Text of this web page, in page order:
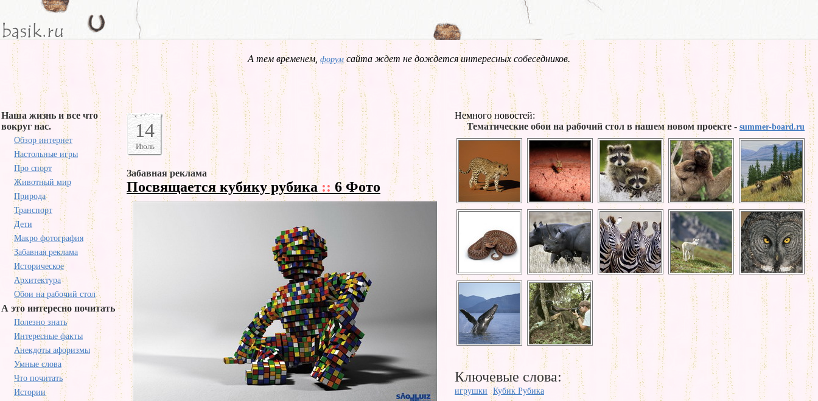
А тем временем, форум сайта ждет не дождется интересных собеседников.
Наша жизнь и все что
вокруг нас.
Обзор интернет
Настольные игры
Про спорт
Животный мир
Природа
Транспорт
Дети
Макро фотография
Забавная реклама
Историческое
Архитектура
Обои на рабочий стол
А это интересно почитать
Полезно знать
Интересные факты
Анекдоты афоризмы
Умные слова
Что почитать
Истории
14
Июль
Забавная реклама
Посвящается кубику рубика:: 6 Фото
Немного новостей:
Тематические обои на рабочий стол в нашем новом проекте - summer-board.ru
Ключевые слова:
игрушки Кубик Рубика